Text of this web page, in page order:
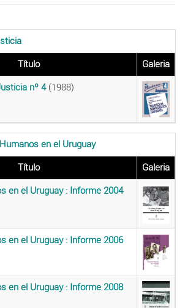
Título Galeria
nº 4(1988)
en el Uruguay
Título Galeria
en el Uruguay : Informe 2004
en el Uruguay : Informe 2006
en el Uruguay : Informe 2008